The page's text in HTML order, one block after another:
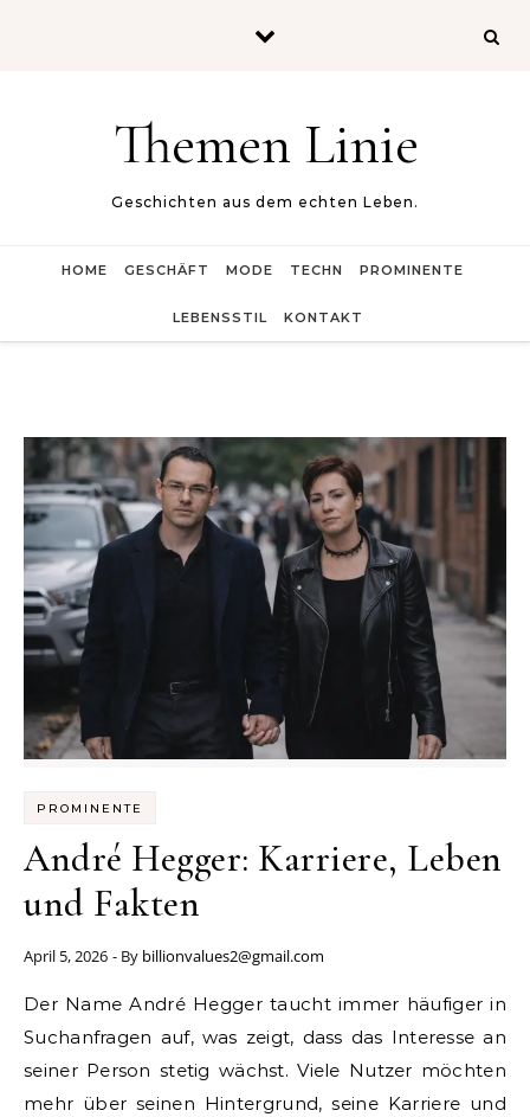
Themen Linie
Geschichten aus dem echten Leben.
HOME GESCHÄFT MODE TECHN PROMINENTE
LEBENSSTIL KONTAKT
PROMINENTE
André Hegger: Karriere, Leben
und Fakten
April 5, 2026 - By billionvalues2@gmail.com
Der Name André Hegger taucht immer häufiger in
Suchanfragen auf, was zeigt, dass das Interesse an
seiner Person stetig wächst. Viele Nutzer möchten
mehr über seinen Hintergrund, seine Karriere und